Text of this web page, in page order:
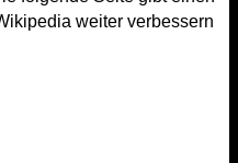
weiter verbessern